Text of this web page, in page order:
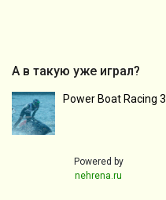
А в такую уже играл?
Power Boat Racing
Powered by
nehrena.ru